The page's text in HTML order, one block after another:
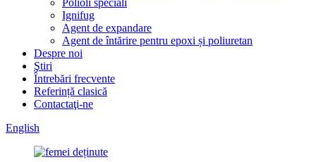
Polioli speciali
Ignifug
Agent de expandare
Agent de întărire pentru epoxi și poliuretan
Despre noi
Ştiri
Întrebări frecvente
Referință clasică
Contactaţi-ne
English